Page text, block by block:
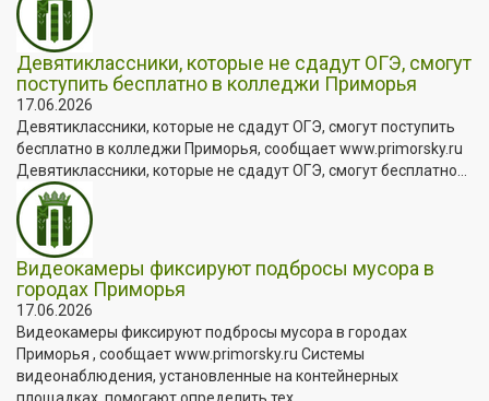
Девятиклассники, которые не сдадут ОГЭ, смогут
поступить бесплатно в колледжи Приморья
17.06.2026
Девятиклассники, которые не сдадут ОГЭ, смогут поступить
бесплатно в колледжи Приморья, сообщает www.primorsky.ru
Девятиклассники, которые не сдадут ОГЭ, смогут бесплатно...
Видеокамеры фиксируют подбросы мусора в
городах Приморья
17.06.2026
Видеокамеры фиксируют подбросы мусора в городах
Приморья , сообщает www.primorsky.ru Системы
видеонаблюдения, установленные на контейнерных